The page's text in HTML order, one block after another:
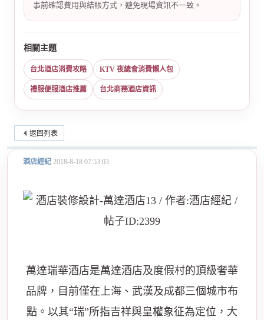
事前確認費用與結帳方式，避免現場資訊不一致。
相關主題
台北酒店消費攻略 KTV 夜總會消費懶人包
禮服便服酒店推薦 台北商務酒店資訊
返回列表
酒店經紀 2018-8-18 07:53:03
萬達瑞華酒店是萬達酒店及度假村的頂級奢華
品牌 ，目前僅在上海、武漢及成都三個城市布
點。以其“瑞”所指吉祥與皇權象征為定位，大